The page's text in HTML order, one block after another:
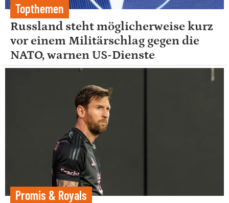
Topthemen
Russland steht möglicherweise kurz
vor einem Militärschlag gegen die
NATO, warnen US-Dienste
Promis & Royals